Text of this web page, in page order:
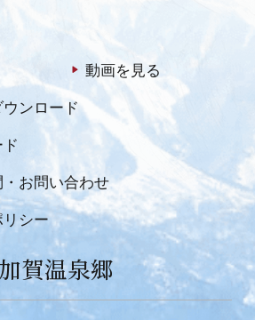
動画を見る
ンロード
お問い合わせ
シー
賀温泉郷